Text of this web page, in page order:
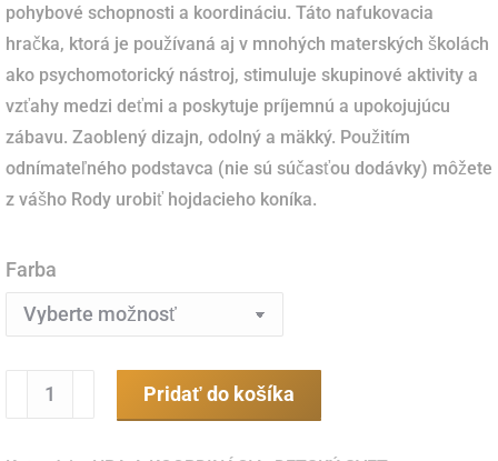
pohybové schopnosti a koordináciu. Táto nafukovacia
hračka, ktorá je používaná aj v mnohých materských školách
ako psychomotorický nástroj, stimuluje skupinové aktivity a
vzťahy medzi deťmi a poskytuje príjemnú a upokojujúcu
zábavu. Zaoblený dizajn, odolný a mäkký. Použitím
odnímateľného podstavca (nie sú súčasťou dodávky) môžete
z vášho Rody urobiť hojdacieho koníka.
Farba
množstvo
Skákací
Pridať do košíka